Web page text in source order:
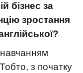
бізнес за
зростання
з початку